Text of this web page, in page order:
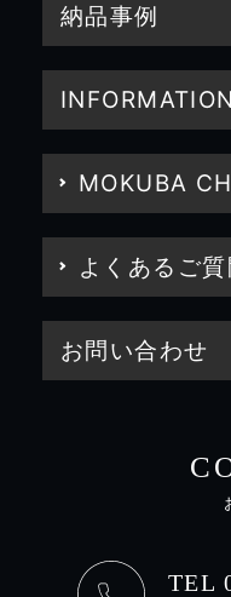
納品事例
INFORMATION
MOKUBA
よくあるご質
お問い合わせ
TEL